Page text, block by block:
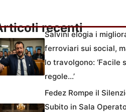
recenti
Salvini elogia i
ferroviari sui social,
lo travolgono: ‘Facile
regole…’
Fedez Rompe il
Subito in Sala